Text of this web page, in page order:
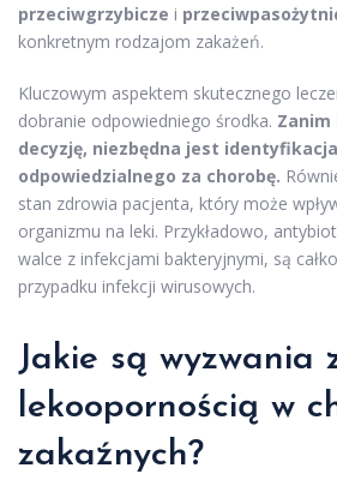
przeciwgrzybicze i
konkretnym rodzajom zakażeń.
Kluczowym aspektem skutecznego
dobranie odpowiedniego środka. Zanim
decyzję, niezbędna jest
odpowiedzialnego za chorobę.
stan zdrowia pacjenta, który może
organizmu na leki. Przykładowo,
walce z infekcjami bakteryjnymi, są
przypadku infekcji wirusowych.
Jakie są wyzwania
lekoopornością w
zakaźnych?